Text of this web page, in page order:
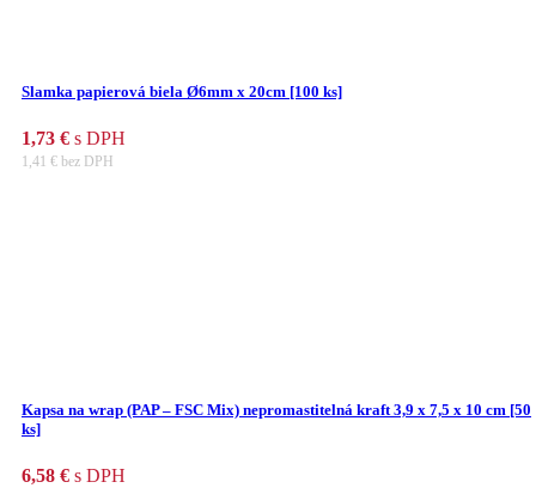
Slamka papierová biela Ø6mm x 20cm [100 ks]
1,73 € s DPH
1,41 € bez DPH
Kapsa na wrap (PAP – FSC Mix) nepromastitelná kraft 3,9 x 7,5 x 10 cm [50
ks]
6,58 € s DPH